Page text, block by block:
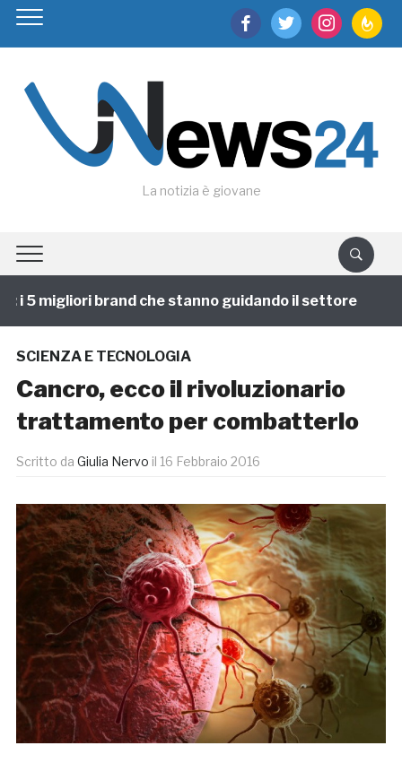
facebooktwitter instagram
La notizia è giovane
migliori brand che stanno guidando il settore
SCIENZA E TECNOLOGIA
Cancro, ecco il rivoluzionario
trattamento per combatterlo
Scritto da Giulia Nervo il 16 Febbraio 2016